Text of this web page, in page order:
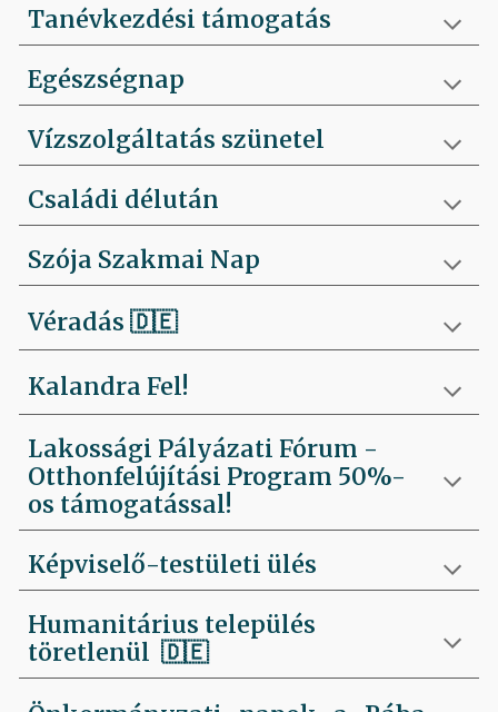
Tanévkezdési támogatás
Egészségnap
Vízszolgáltatás szünetel
Családi délután
Szója Szakmai Nap
Véradás🇩🇪
Kalandra Fel!
Lakossági Pályázati Fórum -
Otthonfelújítási Program 50%-
os támogatással!
Képviselő-testületi ülés
Humanitárius település
töretlenül🇩🇪